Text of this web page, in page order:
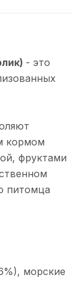
- это
кормом
фруктами
питомца
морские